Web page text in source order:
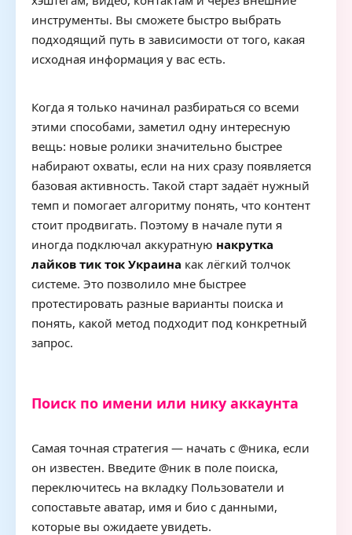
инструменты. Вы сможете быстро выбрать
подходящий путь в зависимости от того, какая
исходная информация у вас есть.
Когда я только начинал разбираться со всеми
этими способами, заметил одну интересную
вещь: новые ролики значительно быстрее
набирают охваты, если на них сразу появляется
базовая активность. Такой старт задаёт нужный
темп и помогает алгоритму понять, что контент
стоит продвигать. Поэтому в начале пути я
иногда подключал аккуратную накрутка
лайков тик ток Украина как лёгкий толчок
системе. Это позволило мне быстрее
протестировать разные варианты поиска и
понять, какой метод подходит под конкретный
запрос.
Поиск по имени или нику аккаунта
Самая точная стратегия — начать с @ника, если
он известен. Введите @ник в поле поиска,
переключитесь на вкладку Пользователи и
сопоставьте аватар, имя и био с данными,
которые вы ожидаете увидеть.